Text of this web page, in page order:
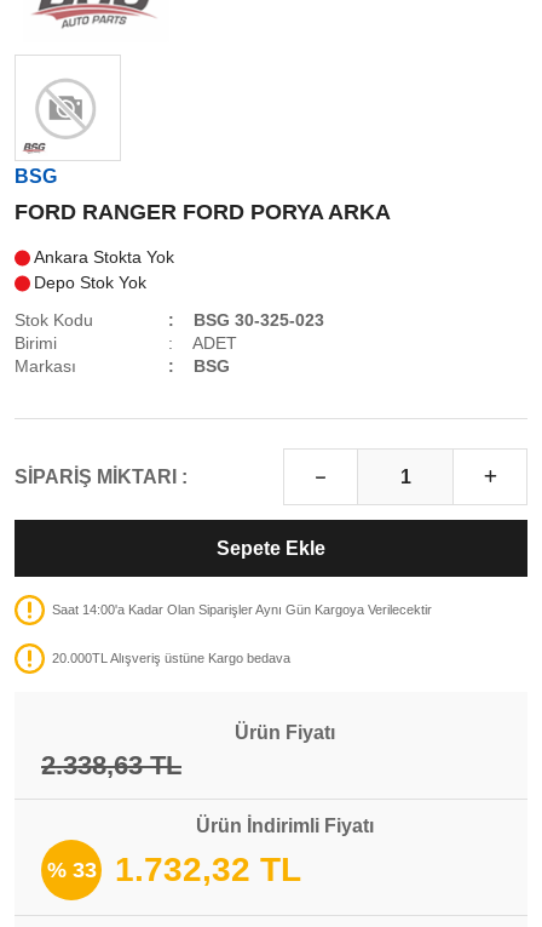
BSG
FORD RANGER FORD PORYA ARKA
Ankara Stokta Yok
Depo Stok Yok
Stok Kodu
BSG 30-325-023
Birimi
ADET
Markası
BSG
SİPARİŞ MİKTARI :
Sepete Ekle
Saat 14:00'a Kadar Olan Siparişler Aynı Gün Kargoya Verilecektir
20.000TL Alışveriş üstüne Kargo bedava
Ürün Fiyatı
2.338,63 TL
Ürün İndirimli Fiyatı
% 33 1.732,32 TL